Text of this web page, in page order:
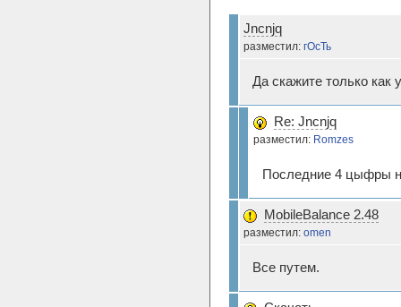
Jncnjq
разместил: гОсТь
Да скажите только как
Re: Jncnjq
разместил: Romzes
Последние 4 цыфры
MobileBalance 2.48
разместил: omen
Все путем.